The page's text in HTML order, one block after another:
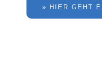
» HIER GEHT